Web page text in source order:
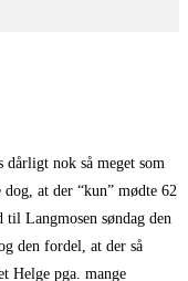
nok så meget som
at der “kun” mødte 62
Langmosen søndag den
den fordel, at der så
Helge pga. mange